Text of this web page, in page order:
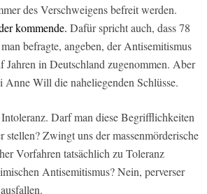
des Verschweigens befreit werden.
kommende. Dafür spricht auch, dass 78
befragte, angeben, der Antisemitismus
Jahren in Deutschland zugenommen. Aber
Anne Will die naheliegenden Schlüsse.
Darf man diese Begrifflichkeiten
Zwingt uns der massenmörderische
Vorfahren tatsächlich zu Toleranz
Antisemitismus? Nein, perverser